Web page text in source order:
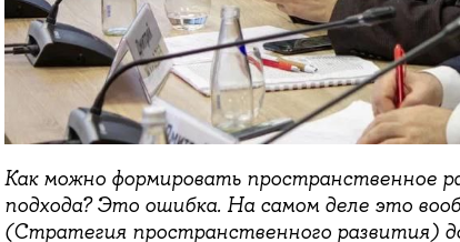
Как можно формировать пространственное
подхода? Это ошибка. На самом деле это
(Стратегия пространственного развития)